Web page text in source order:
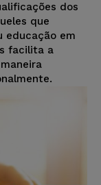
dos
que
educação em
facilita a